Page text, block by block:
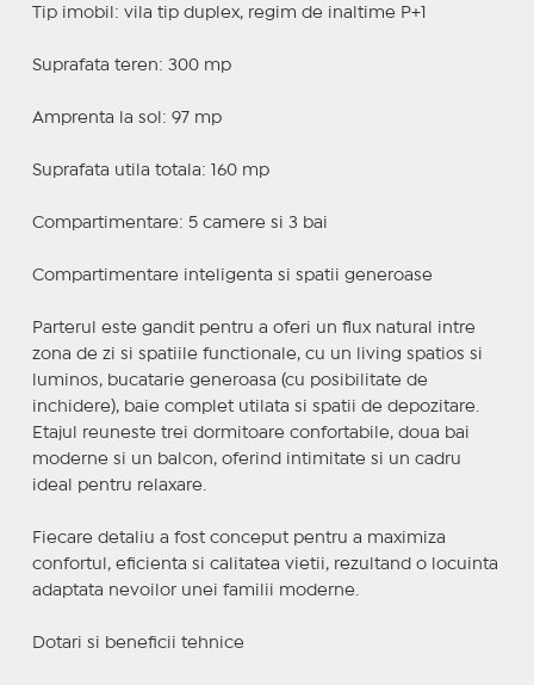
Tip imobil: vila tip duplex, regim de inaltime P+1
Suprafata teren: 300 mp
Amprenta la sol: 97 mp
Suprafata utila totala: 160 mp
Compartimentare: 5 camere si 3 bai
Compartimentare inteligenta si spatii generoase
Parterul este gandit pentru a oferi un flux natural intre
zona de zi si spatiile functionale, cu un living spatios si
luminos, bucatarie generoasa (cu posibilitate de
inchidere), baie complet utilata si spatii de depozitare.
Etajul reuneste trei dormitoare confortabile, doua bai
moderne si un balcon, oferind intimitate si un cadru
ideal pentru relaxare.
Fiecare detaliu a fost conceput pentru a maximiza
confortul, eficienta si calitatea vietii, rezultand o locuinta
adaptata nevoilor unei familii moderne.
Dotari si beneficii tehnice